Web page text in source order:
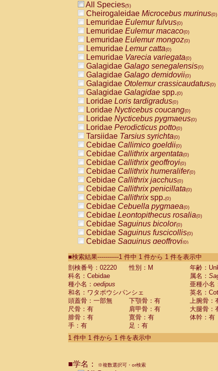
All Species(5)
Cheirogaleidae Microcebus murinus(0)
Lemuridae Eulemur fulvus(0)
Lemuridae Eulemur macaco(0)
Lemuridae Eulemur mongoz(0)
Lemuridae Lemur catta(0)
Lemuridae Varecia variegata(0)
Galagidae Galago senegalensis(0)
Galagidae Galago demidovii(0)
Galagidae Otolemur crassicaudatus(0)
Galagidae Galagidae spp.(0)
Loridae Loris tardigradus(0)
Loridae Nycticebus coucang(0)
Loridae Nycticebus pygmaeus(0)
Loridae Perodicticus potto(0)
Tarsiidae Tarsius syrichta(0)
Cebidae Callimico goeldii(0)
Cebidae Callithrix argentata(0)
Cebidae Callithrix geoffroyi(0)
Cebidae Callithrix humeralifer(0)
Cebidae Callithrix jacchus(0)
Cebidae Callithrix penicillata(0)
Cebidae Callithrixspp.(0)
Cebidae Cebuella pygmaea(0)
Cebidae Leontopithecus rosalia(0)
Cebidae Saguinus bicolor(0)
Cebidae Saguinus fuscicollis(0)
Cebidae Saguinus geoffroyi(0)
CebidaeSaguinus labiatus(0)
Cebidae Saguinus leucopus (0)
Cebidae
Cebidae
CebidaeSaguinus nigricollis (1)
Cebidae Saguinus oedipus
Cebidae Saguinus weddelli
Cebidae Saguinusspp.
Cebidae Aotus trivirgatus
Cebidae Cebus albifrons
CebidaeCebus nigrivittatus
■検索結果-----------1 件中 1 件から 1 件を表示中
剖検番号：02220
性別：M
年齢：
科名：Cebidae
属名：
種小名： oedipus
亜種小名
和名：ワタボウシパンシェ
英名：
頭蓋骨：一部無
下顎骨：有
上腕骨：
尺骨：有
肩甲骨：有
大腿骨：
腓骨：有
寛骨：有
体幹：有
手：有
足：有
1 件中 1 件から 1 件を表示中
■学名： ※複数選択可・or検索